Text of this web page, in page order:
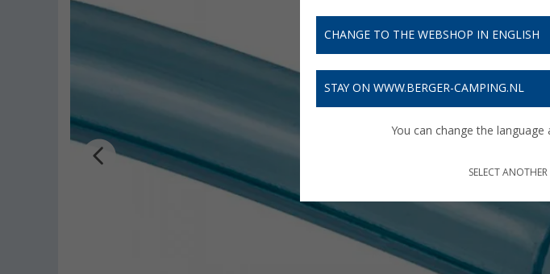
CHANGE TO THE WEBSHOP IN ENGLISH
STAY ON WWW.BERGER-CAMPING.NL
You can change the
SELECT